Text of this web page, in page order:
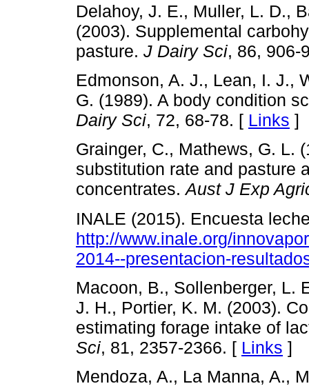
Delahoy, J. E., Muller, L. D.,
(2003). Supplemental
pasture. J Dairy Sci, 86, 906-
Edmonson, A. J., Lean, I. J.,
G. (1989). A body condition
Dairy Sci, 72, 68-78. [ Links ]
Grainger, C., Mathews, G. L.
substitution rate and pasture
concentrates.Aust J Exp
INALE (2015). Encuesta
http://www.inale.org/
2014--presentacion-
Macoon, B., Sollenberger, L.
J. H., Portier, K. M. (2003).
estimating forage intake of
Sci, 81, 2357-2366. [ Links ]
Mendoza, A., La Manna, A.,